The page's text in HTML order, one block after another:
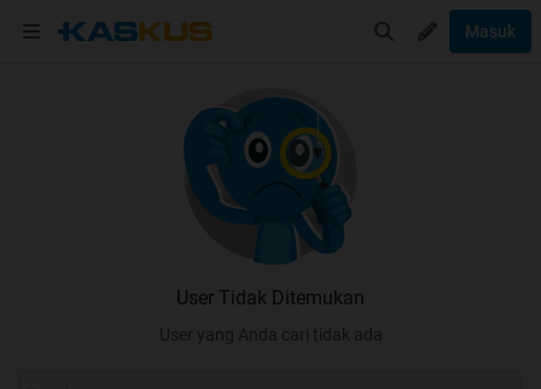
Masuk
User Tidak Ditemukan
User yang Anda cari tidak ada